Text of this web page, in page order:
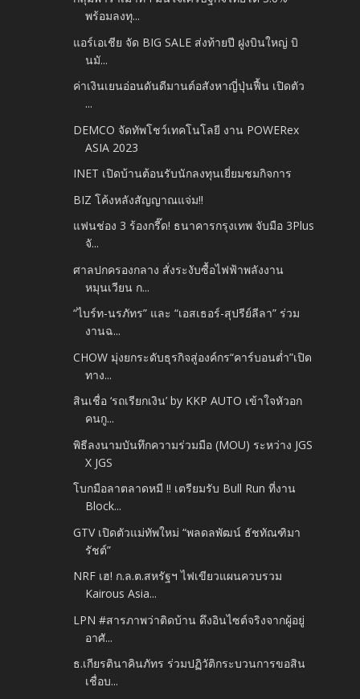
พร้อมลงทุ...
แอร์เอเชีย จัด BIG SALE ส่งท้ายปี ฝูงบินใหญ่ บิ
นมั...
ค่าเงินเยนอ่อนดันดีมานต์อสังหาญี่ปุ่นฟื้น เปิดตัว
...
DEMCO จัดทัพโชว์เทคโนโลยี งาน POWERex
ASIA 2023
INET เปิดบ้านต้อนรับนักลงทุนเยี่ยมชมกิจการ
BIZ โค้งหลังสัญญาณแจ่ม!!
แฟนช่อง 3 ร้องกรี๊ด! ธนาคารกรุงเทพ จับมือ 3Plus
จั...
ศาลปกครองกลาง สั่งระงับซื้อไฟฟ้าพลังงาน
หมุนเวียน ก...
“ไบร์ท-นรภัทร” และ “เอสเธอร์-สุปรีย์ลีลา” ร่วม
งานฉ...
CHOW มุ่งยกระดับธุรกิจสู่องค์กร“คาร์บอนต่ำ”เปิด
ทาง...
สินเชื่อ ‘รถเรียกเงิน’ by KKP AUTO เข้าใจหัวอก
คนกู...
พิธีลงนามบันทึกความร่วมมือ (MOU) ระหว่าง JGS
X JGS
โบกมือลาตลาดหมี !! เตรียมรับ Bull Run ที่งาน
Block...
GTV เปิดตัวแม่ทัพใหม่ “พลดลพัฒน์ ธัชทัณฑิมา
รัชต์”
NRF เฮ! ก.ล.ต.สหรัฐฯ ไฟเขียวแผนควบรวม
Kairous Asia...
LPN #สารภาพว่าติดบ้าน ดึงอินไซต์จริงจากผู้อยู่
อาศั...
ธ.เกียรตินาคินภัทร ร่วมปฏิวัติกระบวนการขอสิน
เชื่อบ...